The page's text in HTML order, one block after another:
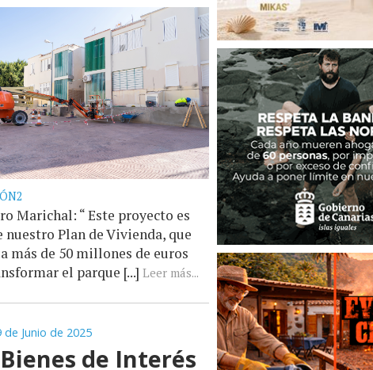
Marichal: “ Este proyecto es
nuestro Plan de Vivienda, que
más de 50 millones de euros
el parque [...] Leer más...
de Junio de 2025
Bienes de Interés